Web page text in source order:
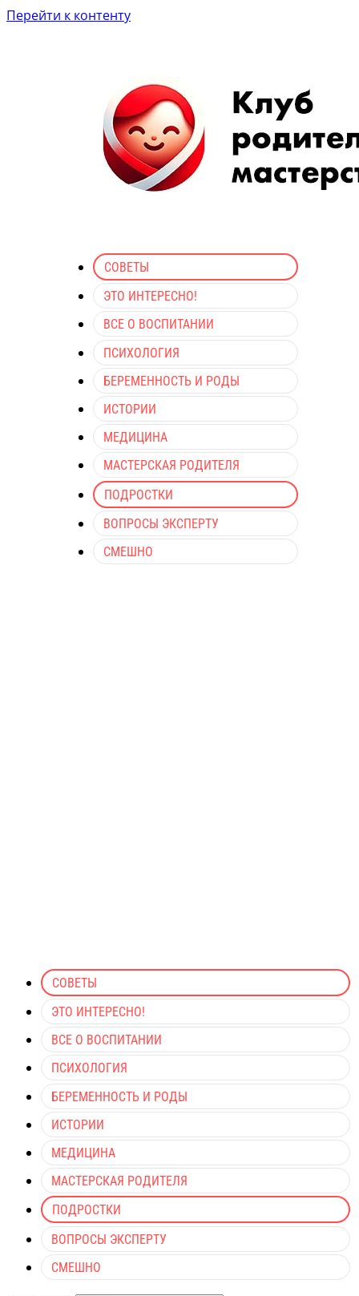
Перейти к контенту
СОВЕТЫ
ЭТО ИНТЕРЕСНО!
ВСЕ О ВОСПИТАНИИ
ПСИХОЛОГИЯ
БЕРЕМЕННОСТЬ И РОДЫ
ИСТОРИИ
МЕДИЦИНА
МАСТЕРСКАЯ РОДИТЕЛЯ
ПОДРОСТКИ
ВОПРОСЫ ЭКСПЕРТУ
СМЕШНО
СОВЕТЫ
ЭТО ИНТЕРЕСНО!
ВСЕ О ВОСПИТАНИИ
ПСИХОЛОГИЯ
БЕРЕМЕННОСТЬ И РОДЫ
ИСТОРИИ
МЕДИЦИНА
МАСТЕРСКАЯ РОДИТЕЛЯ
ПОДРОСТКИ
ВОПРОСЫ ЭКСПЕРТУ
СМЕШНО